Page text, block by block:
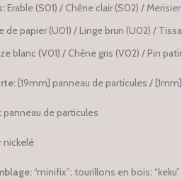
Erable (S01) / Chêne clair (S02) /
de papier (U01) / Linge brun (U02) /
blanc (V01) / Chêne gris (V02) / Pin
[19mm] panneau de particules /
panneau de particules
nickelé
“minifix”; tourillons en bois; “keku”